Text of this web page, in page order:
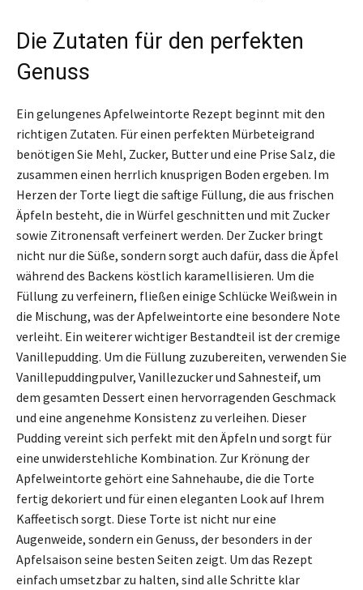
Die Zutaten für den perfekten
Genuss
Ein gelungenes Apfelweintorte Rezept beginnt mit den
richtigen Zutaten. Für einen perfekten Mürbeteigrand
benötigen Sie Mehl, Zucker, Butter und eine Prise Salz, die
zusammen einen herrlich knusprigen Boden ergeben. Im
Herzen der Torte liegt die saftige Füllung, die aus frischen
Äpfeln besteht, die in Würfel geschnitten und mit Zucker
sowie Zitronensaft verfeinert werden. Der Zucker bringt
nicht nur die Süße, sondern sorgt auch dafür, dass die Äpfel
während des Backens köstlich karamellisieren. Um die
Füllung zu verfeinern, fließen einige Schlücke Weißwein in
die Mischung, was der Apfelweintorte eine besondere Note
verleiht. Ein weiterer wichtiger Bestandteil ist der cremige
Vanillepudding. Um die Füllung zuzubereiten, verwenden Sie
Vanillepuddingpulver, Vanillezucker und Sahnesteif, um
dem gesamten Dessert einen hervorragenden Geschmack
und eine angenehme Konsistenz zu verleihen. Dieser
Pudding vereint sich perfekt mit den Äpfeln und sorgt für
eine unwiderstehliche Kombination. Zur Krönung der
Apfelweintorte gehört eine Sahnehaube, die die Torte
fertig dekoriert und für einen eleganten Look auf Ihrem
Kaffeetisch sorgt. Diese Torte ist nicht nur eine
Augenweide, sondern ein Genuss, der besonders in der
Apfelsaison seine besten Seiten zeigt. Um das Rezept
einfach umsetzbar zu halten, sind alle Schritte klar